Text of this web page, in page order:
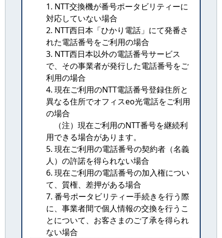
1. NTT交換機が番号ポータビリティーに
対応していない場合
2. NTT西日本「ひかり電話」にて発番さ
れた電話番号をご利用の場合
3. NTT西日本以外の電話番号サービス
で、その事業者が発行した電話番号をご
利用の場合
4. 現在ご利用のNTT電話番号登録住所と
異なる住所でオフィスeo光電話をご利用
の場合
（注）現在ご利用のNTT番号を継続利
用できる場合があります。
5. 現在ご利用の電話番号の契約者（名義
人）の許諾を得られない場合
6. 現在ご利用の電話番号の加入権につい
て、質権、差押がある場合
7. 番号ポータビリティー手続きを行う際
に、事業者間で個人情報の交換を行うこ
とについて、お客さまのご了承を得られ
ない場合